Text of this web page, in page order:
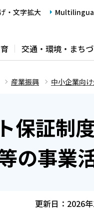
・文字拡大
交通・環境・まち
産業振興 中小企業向
保証制
の事業
更新日：2026